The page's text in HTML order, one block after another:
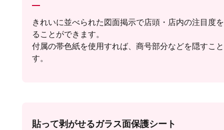
きれいに並べられた図面掲示で店頭・店内の注目度
ることができます。
付属の帯色紙を使用すれば、商号部分などを隠すこ
す。
貼って剥がせるガラス面保護シート